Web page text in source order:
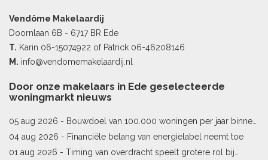
Vendôme Makelaardij
Doornlaan 6B - 6717 BR Ede
T. Karin 06-15074922 of Patrick 06-46208146
M. info@vendomemakelaardij.nl
Door onze makelaars in Ede geselecteerde
woningmarkt nieuws
05 aug 2026 - Bouwdoel van 100.000 woningen per jaar binnen
bereik
04 aug 2026 - Financiële belang van energielabel neemt toe
01 aug 2026 - Timing van overdracht speelt grotere rol bij